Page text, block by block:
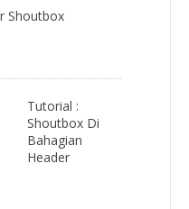
Shoutbox
Tutorial :
Shoutbox Di
Bahagian
Header